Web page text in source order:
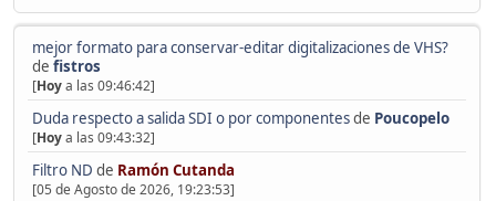
mejor formato para conservar-editar digitalizaciones de VHS?
de fistros
[Hoya las 09:46:42]
Duda respecto a salida SDI o por componentesde Poucopelo
[Hoya las 09:43:32]
Filtro ND de Ramón Cutanda
[05 de Agosto de 2026, 19:23:53]